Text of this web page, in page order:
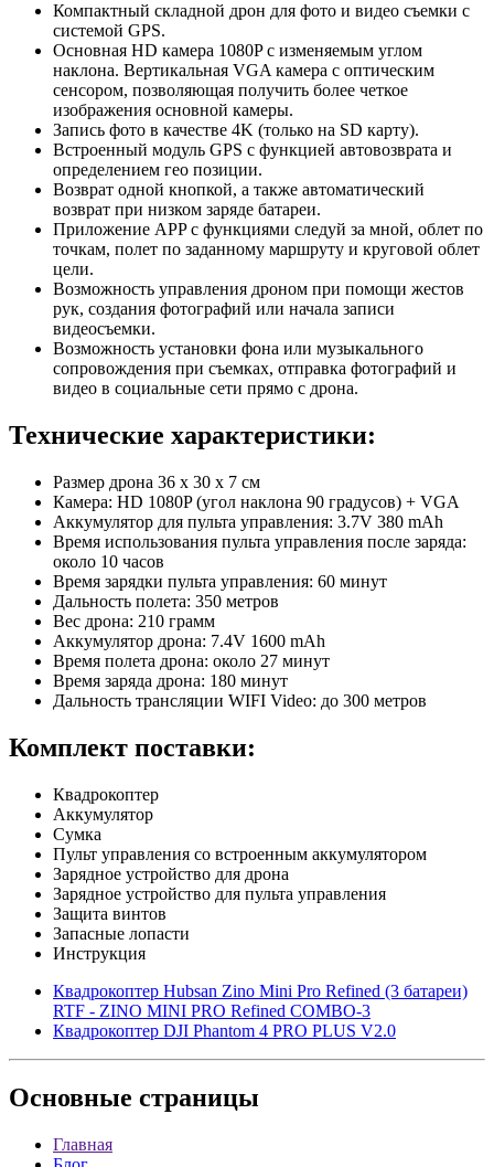
Компактный складной дрон для фото и видео съемки с
системой GPS.
Основная HD камера 1080P с изменяемым углом
наклона. Вертикальная VGA камера с оптическим
сенсором, позволяющая получить более четкое
изображения основной камеры.
Запись фото в качестве 4K (только на SD карту).
Встроенный модуль GPS с функцией автовозврата и
определением гео позиции.
Возврат одной кнопкой, а также автоматический
возврат при низком заряде батареи.
Приложение APP с функциями следуй за мной, облет по
точкам, полет по заданному маршруту и круговой облет
цели.
Возможность управления дроном при помощи жестов
рук, создания фотографий или начала записи
видеосъемки.
Возможность установки фона или музыкального
сопровождения при съемках, отправка фотографий и
видео в социальные сети прямо с дрона.
Технические характеристики:
Размер дрона 36 x 30 x 7 см
Камера: HD 1080P (угол наклона 90 градусов) + VGA
Аккумулятор для пульта управления: 3.7V 380 mAh
Время использования пульта управления после заряда:
около 10 часов
Время зарядки пульта управления: 60 минут
Дальность полета: 350 метров
Вес дрона: 210 грамм
Аккумулятор дрона: 7.4V 1600 mAh
Время полета дрона: около 27 минут
Время заряда дрона: 180 минут
Дальность трансляции WIFI Video: до 300 метров
Комплект поставки:
Квадрокоптер
Аккумулятор
Сумка
Пульт управления со встроенным аккумулятором
Зарядное устройство для дрона
Зарядное устройство для пульта управления
Защита винтов
Запасные лопасти
Инструкция
Квадрокоптер Hubsan Zino Mini Pro Refined (3 батареи)
RTF - ZINO MINI PRO Refined COMBO-3
Квадрокоптер DJI Phantom 4 PRO PLUS V2.0
Основные страницы
Главная